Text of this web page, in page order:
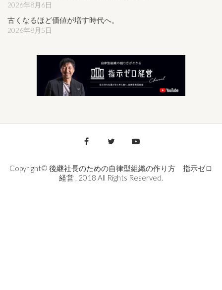
2026年8月6日
古くなるほど価値が増す時代へ。
2026年8月5日
Copyright© 後継社長のための自律型組織の作り方 指示ゼロ
経営 , 2018 All Rights Reserved.